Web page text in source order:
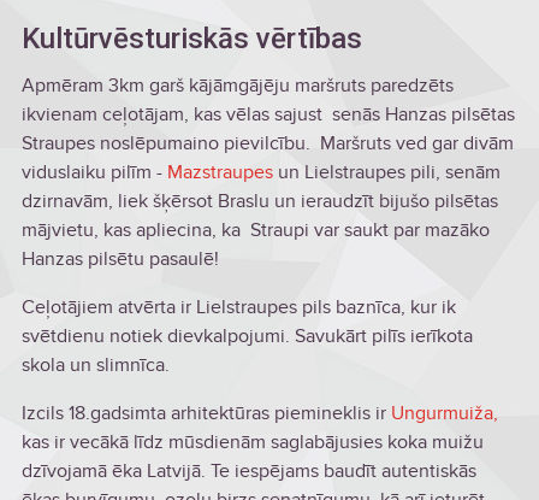
Kultūrvēsturiskās vērtības
Apmēram 3km garš kājāmgājēju maršruts paredzēts
ikvienam ceļotājam, kas vēlas sajust senās Hanzas pilsētas
Straupes noslēpumaino pievilcību. Maršruts ved gar divām
viduslaiku pilīm - Mazstraupes un Lielstraupes pili, senām
dzirnavām, liek šķērsot Braslu un ieraudzīt bijušo pilsētas
mājvietu, kas apliecina, ka Straupi var saukt par mazāko
Hanzas pilsētu pasaulē!
Ceļotājiem atvērta ir Lielstraupes pils baznīca, kur ik
svētdienu notiek dievkalpojumi. Savukārt pilīs ierīkota
skola un slimnīca.
Izcils 18.gadsimta arhitektūras piemineklis ir Ungurmuiža,
kas ir vecākā līdz mūsdienām saglabājusies koka muižu
dzīvojamā ēka Latvijā. Te iespējams baudīt autentiskās